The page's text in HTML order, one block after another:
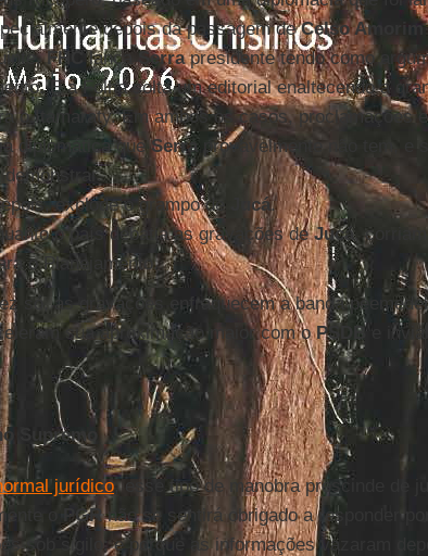
depois da passagem deCelso Amorim
FHC lançaSerrapresidente tendo como
E a Folha solta um editorial enaltecendo a
o Itamaraty. Em ambos os casos, proclamações
diplomática queSerraprovavelmente não tem, e
demonstrar.
explode o grampo de
Jucá.
o país debatia as gravações deJucá,
o Planejamento.
só, as gravações enfraquecem a banda
sua aproximação maior com oPSDBe
Supremo
jurídico, esse tipo de manobra prescinde de
o
PGRnão se sentirá obrigado a responder
sob sigilo; e porque as informações vazaram